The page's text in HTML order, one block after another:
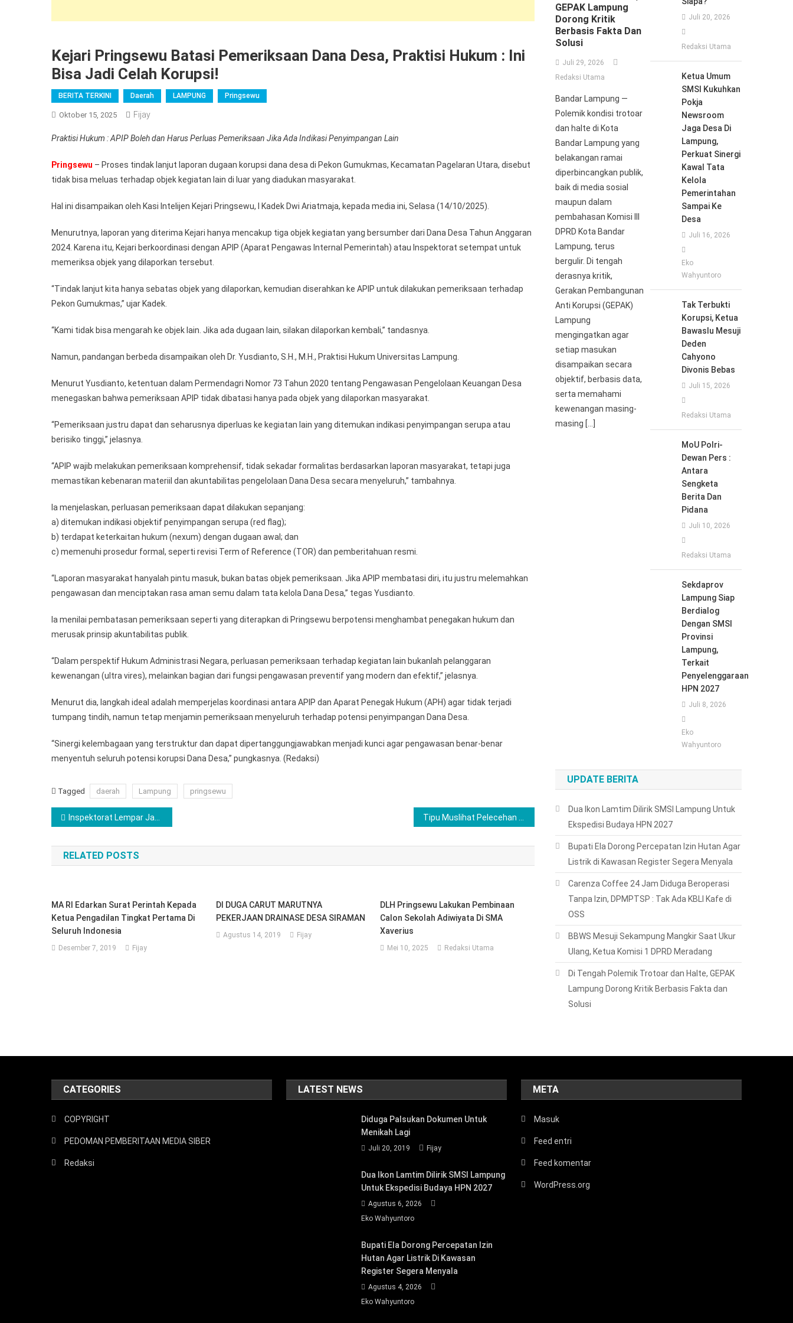
Kejari Pringsewu Batasi Pemeriksaan Dana Desa, Praktisi Hukum : Ini
Bisa Jadi Celah Korupsi!
BERITA TERKINI Daerah LAMPUNG Pringsewu
Oktober 15, 2025 Fijay
Praktisi Hukum : APIP Boleh dan Harus Perluas Pemeriksaan Jika Ada Indikasi Penyimpangan Lain
Pringsewu – Proses tindak lanjut laporan dugaan korupsi dana desa di Pekon Gumukmas, Kecamatan Pagelaran Utara, disebut
tidak bisa meluas terhadap objek kegiatan lain di luar yang diadukan masyarakat.
Hal ini disampaikan oleh Kasi Intelijen Kejari Pringsewu, I Kadek Dwi Ariatmaja, kepada media ini, Selasa (14/10/2025).
Menurutnya, laporan yang diterima Kejari hanya mencakup tiga objek kegiatan yang bersumber dari Dana Desa Tahun Anggaran
2024. Karena itu, Kejari berkoordinasi dengan APIP (Aparat Pengawas Internal Pemerintah) atau Inspektorat setempat untuk
memeriksa objek yang dilaporkan tersebut.
“Tindak lanjut kita hanya sebatas objek yang dilaporkan, kemudian diserahkan ke APIP untuk dilakukan pemeriksaan terhadap
Pekon Gumukmas,” ujar Kadek.
“Kami tidak bisa mengarah ke objek lain. Jika ada dugaan lain, silakan dilaporkan kembali,” tandasnya.
Namun, pandangan berbeda disampaikan oleh Dr. Yusdianto, S.H., M.H., Praktisi Hukum Universitas Lampung.
Menurut Yusdianto, ketentuan dalam Permendagri Nomor 73 Tahun 2020 tentang Pengawasan Pengelolaan Keuangan Desa
menegaskan bahwa pemeriksaan APIP tidak dibatasi hanya pada objek yang dilaporkan masyarakat.
“Pemeriksaan justru dapat dan seharusnya diperluas ke kegiatan lain yang ditemukan indikasi penyimpangan serupa atau
berisiko tinggi,” jelasnya.
“APIP wajib melakukan pemeriksaan komprehensif, tidak sekadar formalitas berdasarkan laporan masyarakat, tetapi juga
memastikan kebenaran materiil dan akuntabilitas pengelolaan Dana Desa secara menyeluruh,” tambahnya.
Ia menjelaskan, perluasan pemeriksaan dapat dilakukan sepanjang:
a) ditemukan indikasi objektif penyimpangan serupa (red flag);
b) terdapat keterkaitan hukum (nexum) dengan dugaan awal; dan
c) memenuhi prosedur formal, seperti revisi Term of Reference (TOR) dan pemberitahuan resmi.
“Laporan masyarakat hanyalah pintu masuk, bukan batas objek pemeriksaan. Jika APIP membatasi diri, itu justru melemahkan
pengawasan dan menciptakan rasa aman semu dalam tata kelola Dana Desa,” tegas Yusdianto.
Ia menilai pembatasan pemeriksaan seperti yang diterapkan di Pringsewu berpotensi menghambat penegakan hukum dan
merusak prinsip akuntabilitas publik.
“Dalam perspektif Hukum Administrasi Negara, perluasan pemeriksaan terhadap kegiatan lain bukanlah pelanggaran
kewenangan (ultra vires), melainkan bagian dari fungsi pengawasan preventif yang modern dan efektif,” jelasnya.
Menurut dia, langkah ideal adalah memperjelas koordinasi antara APIP dan Aparat Penegak Hukum (APH) agar tidak terjadi
tumpang tindih, namun tetap menjamin pemeriksaan menyeluruh terhadap potensi penyimpangan Dana Desa.
“Sinergi kelembagaan yang terstruktur dan dapat dipertanggungjawabkan menjadi kunci agar pengawasan benar-benar
menyentuh seluruh potensi korupsi Dana Desa,” pungkasnya. (Redaksi)
Tagged daerah Lampung pringsewu
Navigasi
pos
Inspektorat Lempar Jawaban, Kejari Buka Fakta : Ada Kerugian Negara di Gumukmas!
RELATED POSTS
MA RI Edarkan Surat Perintah Kepada
Ketua Pengadilan Tingkat Pertama Di
Seluruh Indonesia
Desember 7, 2019 Fijay
DI DUGA CARUT MARUTNYA
PEKERJAAN DRAINASE DESA SIRAMAN
Agustus 14, 2019 Fijay
DLH Pringsewu Lakukan Pembinaan
Calon Sekolah Adiwiyata Di SMA
Xaverius
Mei 10, 2025 Redaksi Utama
GEPAK Lampung
Dorong Kritik
Berbasis Fakta Dan
Solusi
Juli 29, 2026
Redaksi Utama
Bandar Lampung —
Polemik kondisi trotoar
dan halte di Kota
Bandar Lampung yang
belakangan ramai
diperbincangkan publik,
baik di media sosial
maupun dalam
pembahasan Komisi III
DPRD Kota Bandar
Lampung, terus
bergulir. Di tengah
derasnya kritik,
Gerakan Pembangunan
Anti Korupsi (GEPAK)
Lampung
mengingatkan agar
setiap masukan
disampaikan secara
objektif, berbasis data,
serta memahami
kewenangan masing-
masing […]
Juli 20, 2026
Redaksi Utama
Ketua Umum
SMSI Kukuhkan
Pokja
Newsroom
Jaga Desa Di
Lampung,
Perkuat Sinergi
Kawal Tata
Kelola
Pemerintahan
Sampai Ke
Desa
Juli 16, 2026
Eko
Wahyuntoro
Tak Terbukti
Korupsi, Ketua
Bawaslu Mesuji
Deden
Cahyono
Divonis Bebas
Juli 15, 2026
Redaksi Utama
MoU Polri-
Dewan Pers :
Antara
Sengketa
Berita Dan
Pidana
Juli 10, 2026
Redaksi Utama
Sekdaprov
Lampung Siap
Berdialog
Dengan SMSI
Provinsi
Lampung,
Terkait
Penyelenggaraan
HPN 2027
Juli 8, 2026
Eko
Wahyuntoro
UPDATE BERITA
Dua Ikon Lamtim Dilirik SMSI Lampung Untuk
Ekspedisi Budaya HPN 2027
Bupati Ela Dorong Percepatan Izin Hutan Agar
Listrik di Kawasan Register Segera Menyala
Carenza Coffee 24 Jam Diduga Beroperasi
Tanpa Izin, DPMPTSP : Tak Ada KBLI Kafe di
OSS
BBWS Mesuji Sekampung Mangkir Saat Ukur
Ulang, Ketua Komisi 1 DPRD Meradang
Di Tengah Polemik Trotoar dan Halte, GEPAK
Lampung Dorong Kritik Berbasis Fakta dan
Solusi
CATEGORIES
COPYRIGHT
PEDOMAN PEMBERITAAN MEDIA SIBER
Redaksi
LATEST NEWS
Diduga Palsukan Dokumen Untuk
Menikah Lagi
Juli 20, 2019 Fijay
Dua Ikon Lamtim Dilirik SMSI Lampung
Untuk Ekspedisi Budaya HPN 2027
Agustus 6, 2026
Eko Wahyuntoro
Bupati Ela Dorong Percepatan Izin
Hutan Agar Listrik Di Kawasan
Register Segera Menyala
Agustus 4, 2026
Eko Wahyuntoro
META
Masuk
Feed entri
Feed komentar
WordPress.org